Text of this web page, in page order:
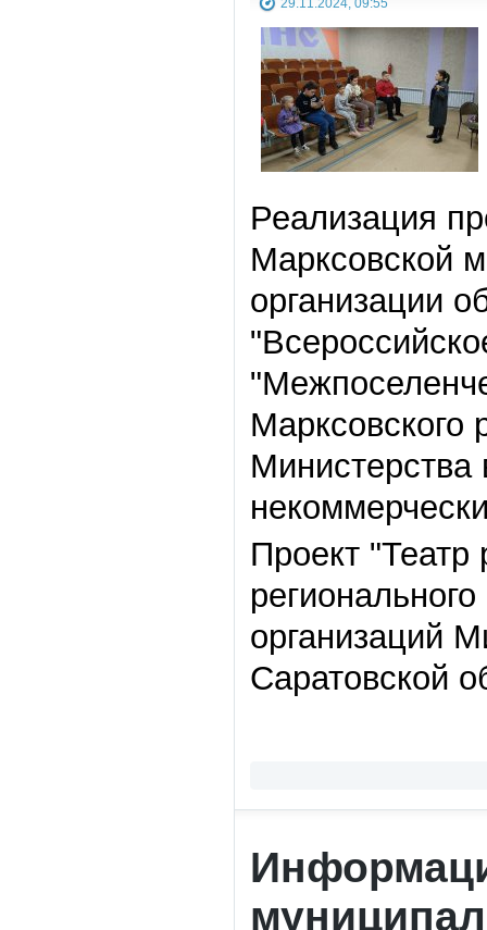
Реализация
Марксовской
организации
Марксовского
Министерства
Проект
организаций
Саратовской